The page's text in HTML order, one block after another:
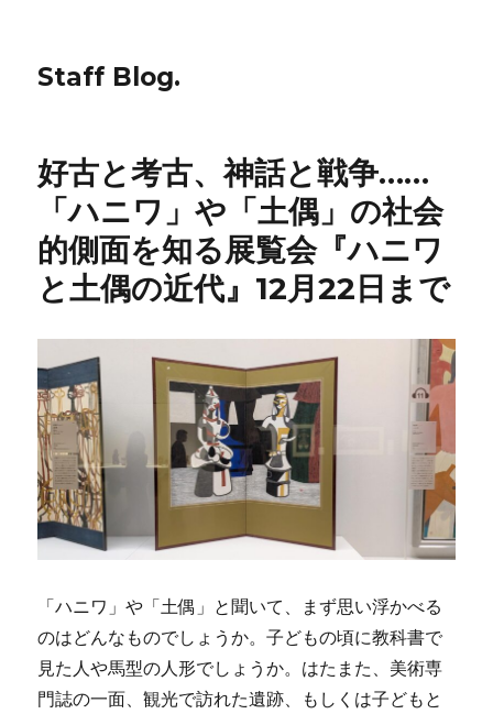
Staff Blog.
好古と考古、神話と戦争……
「ハニワ」や「土偶」の社会
的側面を知る展覧会『ハニワ
と土偶の近代』12月22日まで
「ハニワ」や「土偶」と聞いて、まず思い浮かべる
のはどんなものでしょうか。子どもの頃に教科書で
見た人や馬型の人形でしょうか。はたまた、美術専
門誌の一面、観光で訪れた遺跡、もしくは子どもと